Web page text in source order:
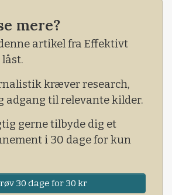
understregede, at
om at reducere
ikke er en del af
mere?
artikel fra Effektivt
kræver research,
adgang til relevante kilder.
gerne tilbyde dig et
i 30 dage for kun
30 dage for 30 kr